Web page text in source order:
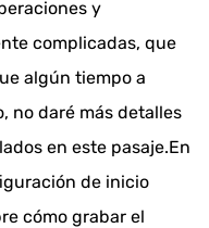
y
complicadas, que
algún tiempo a
no daré más detalles
en este pasaje.En
de inicio
cómo grabar el